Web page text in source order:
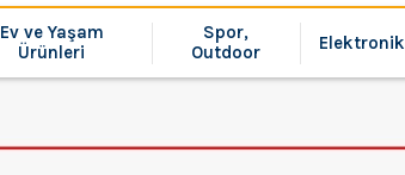
Ev ve Yaşam
Ürünleri
Spor,
Outdoor
Elektronik